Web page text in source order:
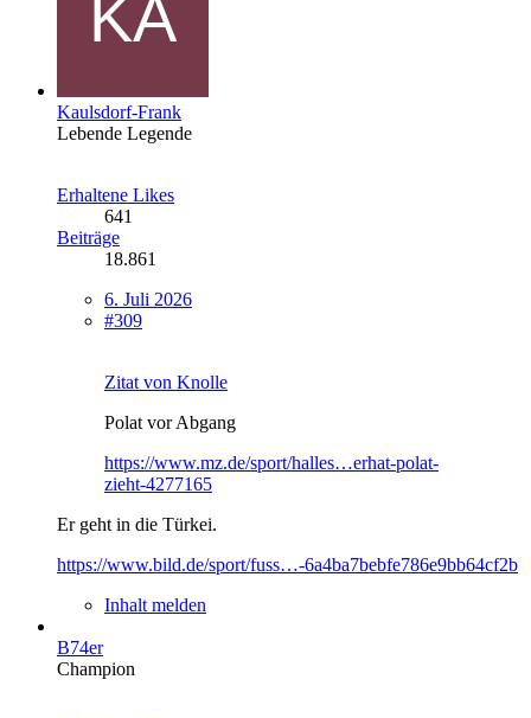
Kaulsdorf-Frank
Lebende Legende
Erhaltene Likes
641
Beiträge
18.861
6. Juli 2026
#309
Zitat von Knolle
Polat vor Abgang
https://www.mz.de/sport/halles…erhat-polat-
zieht-4277165
Er geht in die Türkei.
https://www.bild.de/sport/fuss…-6a4ba7bebfe786e9bb64cf2b
Inhalt melden
B74er
Champion